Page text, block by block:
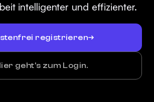
intelligenter und effizienter.
registrieren
geht's zum Login.